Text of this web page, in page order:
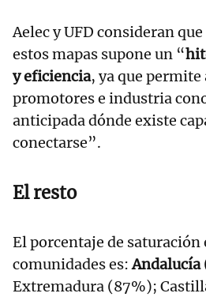
Aelec y UFD consideran
estos mapas supone un “
y eficiencia, ya que
promotores e industria
anticipada dónde existe
conectarse”.
El resto
El porcentaje de saturación
comunidades es:Andalucía
Extremadura (87%);